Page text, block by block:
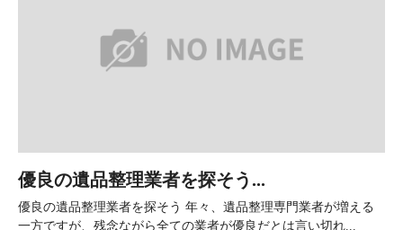
優良の遺品整理業者を探そう...
優良の遺品整理業者を探そう 年々、遺品整理専門業者が増える
一方ですが、残念ながら全ての業者が優良だとは言い切れ...